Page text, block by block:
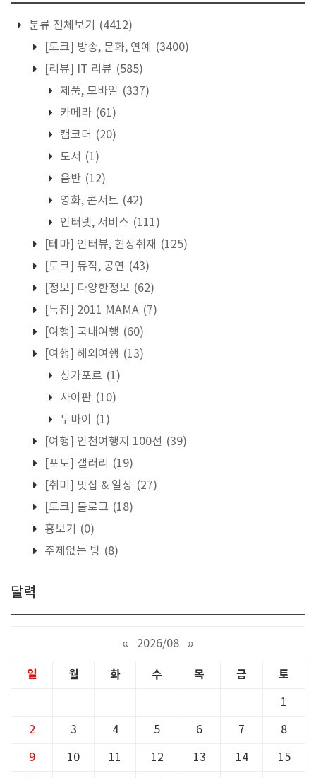
분류 전체보기
(4412)
[토크] 방송, 문화, 연예
(3400)
[리뷰] IT 리뷰 (585)
제품, 모바일 (337)
카메라 (61)
캠코더 (20)
도서 (1)
음반 (12)
영화, 콘서트 (42)
인터넷, 서비스 (111)
[테마] 인터뷰, 현장취재 (125)
[토크] 뮤직, 공연 (43)
[정보] 다양한정보 (62)
[특집] 2011 MAMA (7)
[여행] 국내여행 (60)
[여행] 해외여행 (13)
싱가포르 (1)
사이판 (10)
두바이
(1)
[여행] 인천여행지 100선 (39)
[포토] 갤러리
(19)
[취미] 맛집 & 일상 (27)
[토크] 블로그 (18)
흉보기
(0)
주제없는 방 (8)
달력
« 2026/08 »
일 월 화 수 목 금 토
1
2 3 4 5 6 7 8
9 10 11 12 13 14 15